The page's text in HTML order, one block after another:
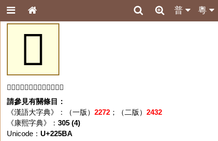
粵
普
𢖺
「𢖺」字未收錄於本資料庫。
請參見有關條目：
《漢語大字典》：（一版） 2272；（二版） 2432
《康熙字典》： 305 (4)
Unicode： U+225BA